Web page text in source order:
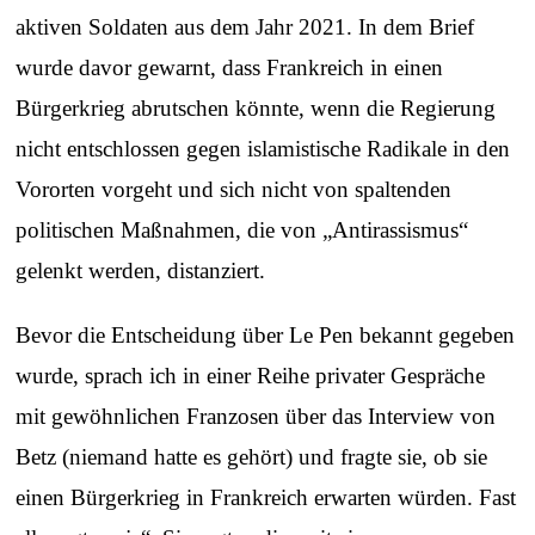
aktiven Soldaten aus dem Jahr 2021. In dem Brief
wurde davor gewarnt, dass Frankreich in einen
Bürgerkrieg abrutschen könnte, wenn die Regierung
nicht entschlossen gegen islamistische Radikale in den
Vororten vorgeht und sich nicht von spaltenden
politischen Maßnahmen, die von „Antirassismus“
gelenkt werden, distanziert.
Bevor die Entscheidung über Le Pen bekannt gegeben
wurde, sprach ich in einer Reihe privater Gespräche
mit gewöhnlichen Franzosen über das Interview von
Betz (niemand hatte es gehört) und fragte sie, ob sie
einen Bürgerkrieg in Frankreich erwarten würden. Fast